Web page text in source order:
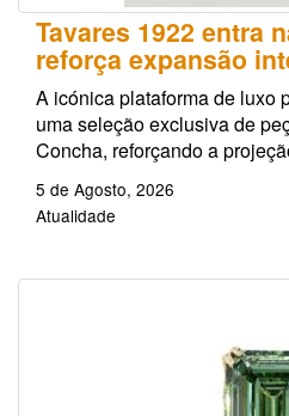
Tavares 1922 entra
reforça expansão
A icónica plataforma de luxo
uma seleção exclusiva de
Concha, reforçando a
5 de Agosto, 2026
Atualidade